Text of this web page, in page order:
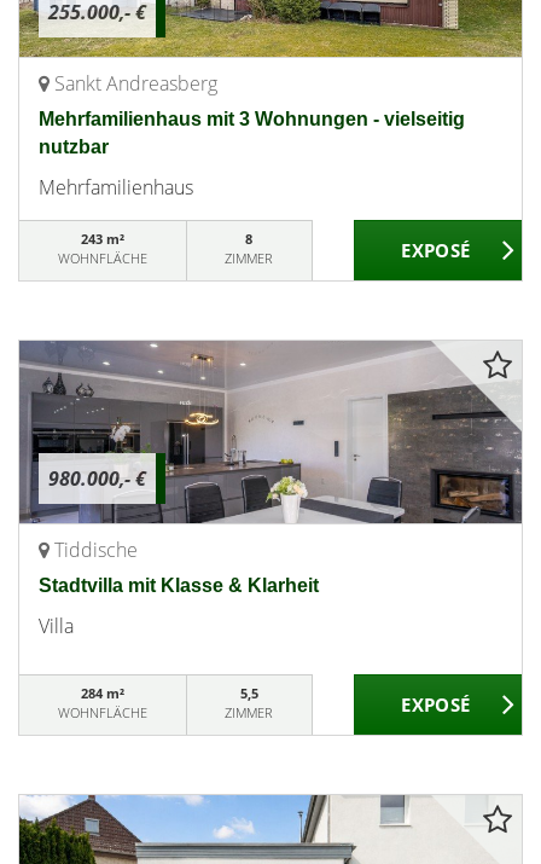
255.000,- €
Sankt Andreasberg
Mehrfamilienhaus mit 3 Wohnungen - vielseitig
nutzbar
Mehrfamilienhaus
243 m²
WOHNFLÄCHE
8
ZIMMER
980.000,- €
Tiddische
Stadtvilla mit Klasse & Klarheit
Villa
284 m²
WOHNFLÄCHE
5,5
ZIMMER